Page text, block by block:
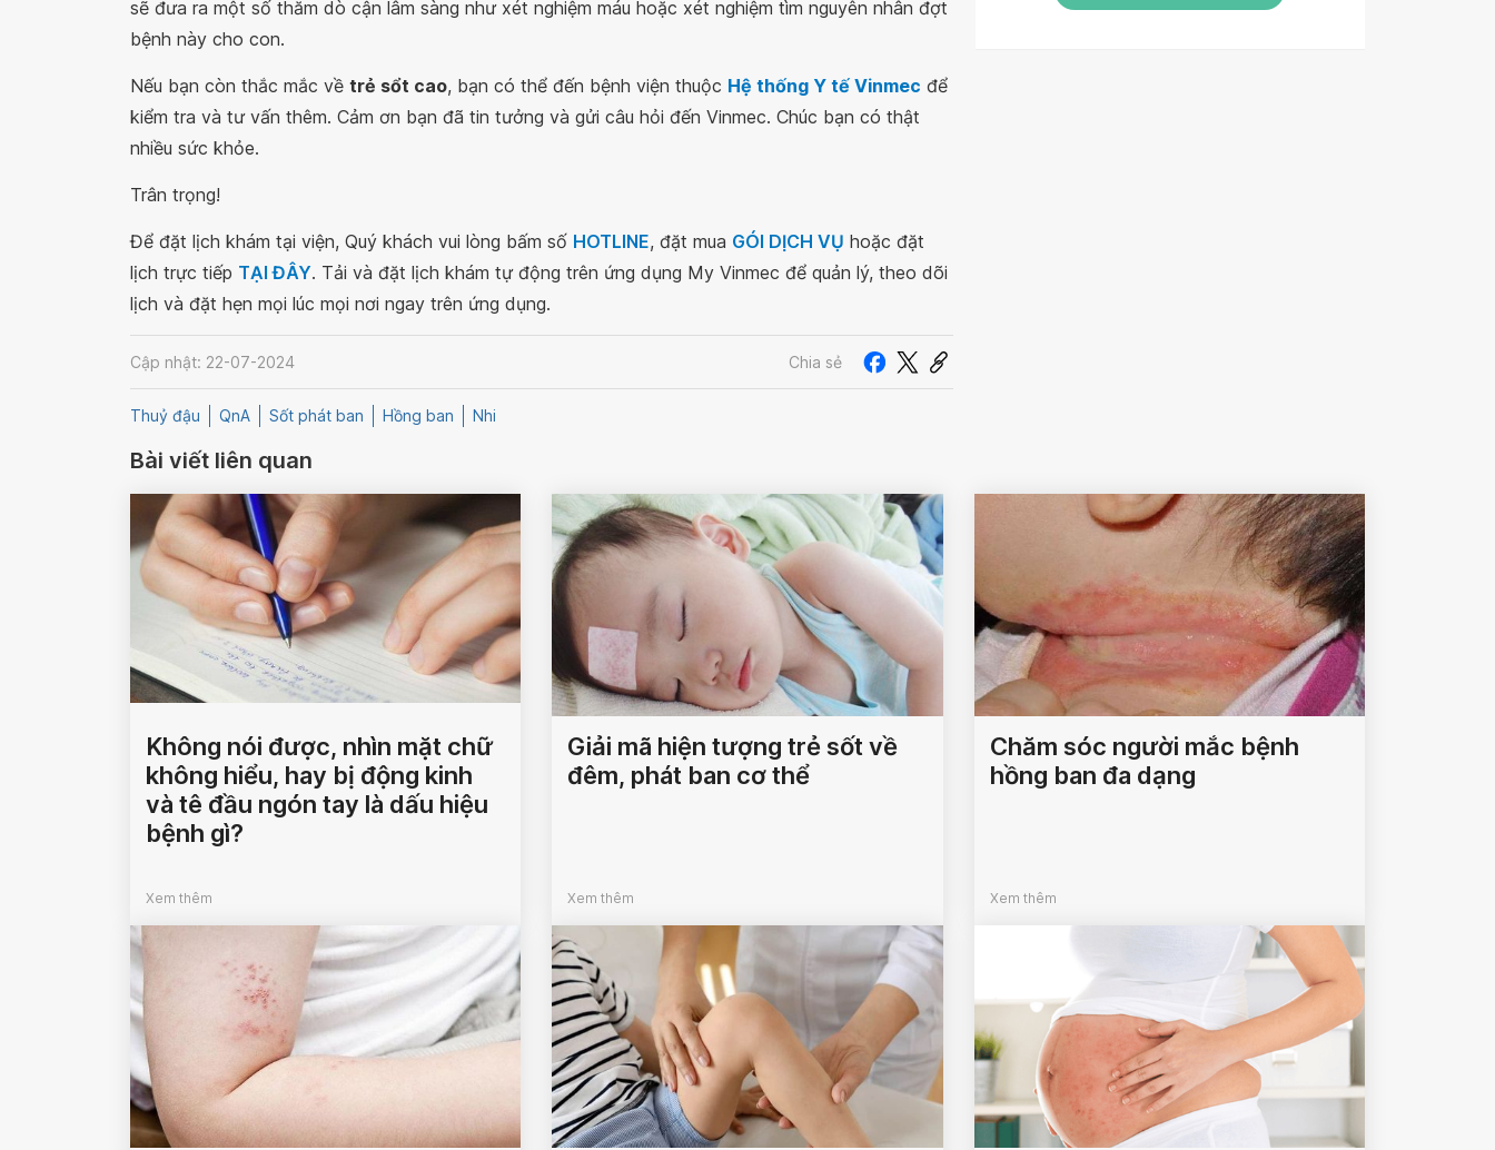
sẽ đưa ra một số thăm dò cận lâm sàng như xét nghiệm máu hoặc xét nghiệm tìm nguyên nhân đợt
bệnh này cho con.
Nếu bạn còn thắc mắc về trẻ sổt cao, bạn có thể đến bệnh viện thuộc Hệ thống Y tế Vinmec để
kiểm tra và tư vấn thêm. Cảm ơn bạn đã tin tưởng và gửi câu hỏi đến Vinmec. Chúc bạn có thật
nhiều sức khỏe.
Trân trọng!
Để đặt lịch khám tại viện, Quý khách vui lòng bấm số HOTLINE, đặt mua GÓI DỊCH VỤ hoặc đặt
lịch trực tiếp TẠI ĐÂY. Tải và đặt lịch khám tự động trên ứng dụng My Vinmec để quản lý, theo dõi
lịch và đặt hẹn mọi lúc mọi nơi ngay trên ứng dụng.
Cập nhật: 22-07-2024 Chia sẻ
Thuỷ đậu QnA Sốt phát ban Hồng ban Nhi
Bài viết liên quan
Không nói được, nhìn mặt chữ
không hiểu, hay bị động kinh
và tê đầu ngón tay là dấu hiệu
bệnh gì?
Xem thêm
Giải mã hiện tượng trẻ sốt về
đêm, phát ban cơ thể
Xem thêm
Chăm sóc người mắc bệnh
hồng ban đa dạng
Xem thêm